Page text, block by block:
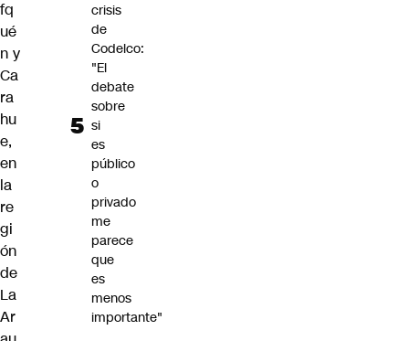
fq
ué
n y
Ca
ra
hu
e,
en
la
re
gi
ón
de
La
Ar
crisis
de
Codelco:
"El
debate
sobre
si
es
público
o
privado
me
parece
que
es
menos
importante"